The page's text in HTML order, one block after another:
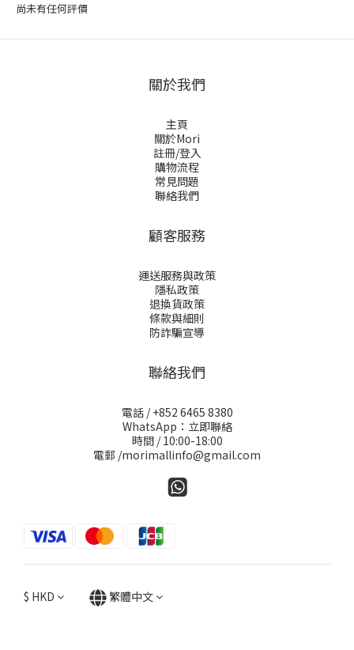
尚未有任何評價
關於我們
主頁
關於Mori
註冊/登入
購物流程
常見問題
聯絡我們
顧客服務
運送服務與政策
隱私政策
退換貨政策
條款與細則
防詐騙宣導
聯絡我們
電話 / +852 6465 8380
WhatsApp：立即聯絡
時間 / 10:00-18:00
電郵 /morimallinfo@gmail.com
$ HKD 繁體中文